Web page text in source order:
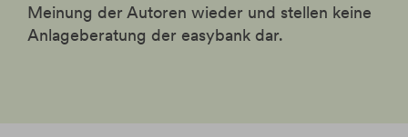
Meinung der Autoren wieder und stellen keine
Anlageberatung der easybank dar.